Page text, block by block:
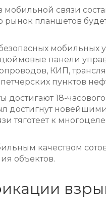
связи
планшетов
мобильных
панели
КИП,
пунктов
18-часового
достигнут
тяготеет к
качеством
объектов.